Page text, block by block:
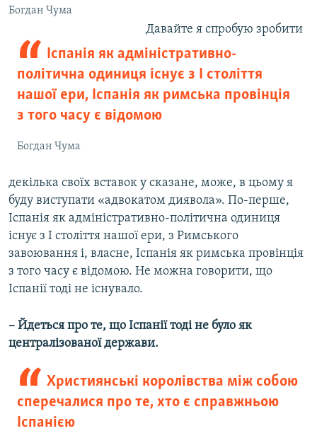
Богдан Чума
Іспанія як адміністративно-
політична одиниця існує з І століття
нашої ери, Іспанія як римська провінція
з того часу є відомою
Богдан Чума
Давайте я спробую зробити
декілька своїх вставок у сказане, може, в цьому я
буду виступати «адвокатом диявола». По-перше,
Іспанія як адміністративно-політична одиниця
існує з І століття нашої ери, з Римського
завоювання і, власне, Іспанія як римська провінція
з того часу є відомою. Не можна говорити, що
Іспанії тоді не існувало.
– Йдеться про те, що Іспанії тоді не було як
централізованої держави.
Християнські королівства між собою
сперечалися про те, хто є справжньою
Іспанією